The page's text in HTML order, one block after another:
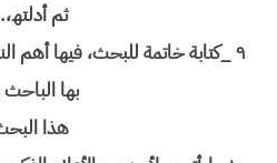
ثم
٩ _كتابة خاتمة للبحث، فیھا أھم
بھا
ھذا